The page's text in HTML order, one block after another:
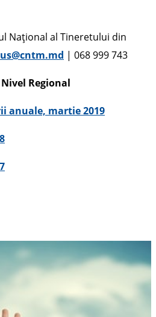
Național al Tineretului din
@cntm.md | 068 999 743
Regional
anuale, martie 2019